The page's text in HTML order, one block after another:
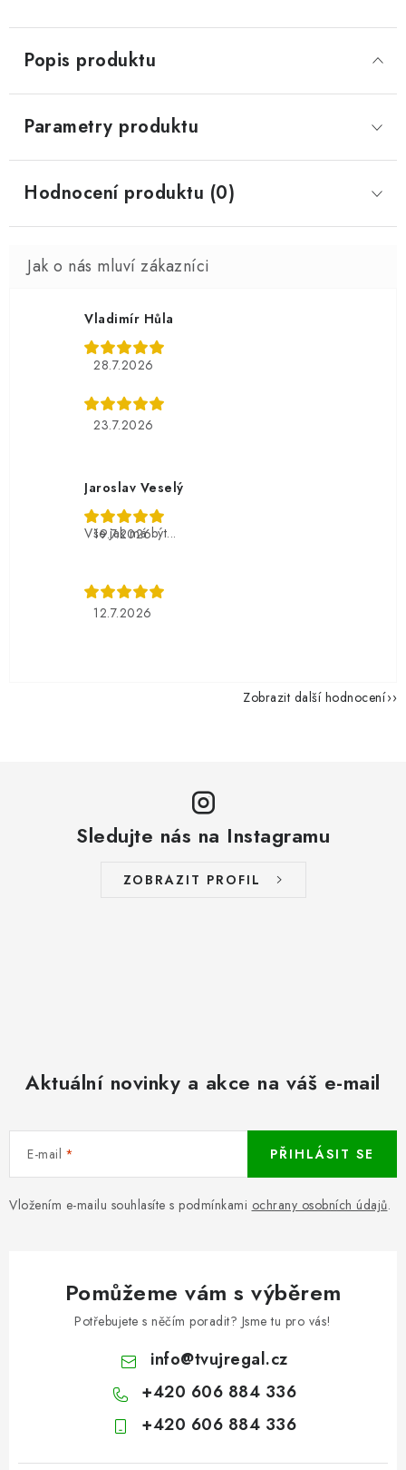
Popis produktu
Parametry produktu
Hodnocení produktu (0)
Vladimír Hůla
28.7.2026
23.7.2026
Jaroslav Veselý
19.7.2026
Vše jak má být...
12.7.2026
Zobrazit další hodnocení
Sledujte nás na Instagramu
ZOBRAZIT PROFIL
Aktuální novinky a akce na váš e-mail
E-mail
Vložením e-mailu souhlasíte s podmínkami ochrany osobních údajů.
PŘIHLÁSIT SE
Pomůžeme vám s výběrem
Potřebujete s něčím poradit? Jsme tu pro vás!
info@tvujregal.cz
+420 606 884 336
+420 606 884 336